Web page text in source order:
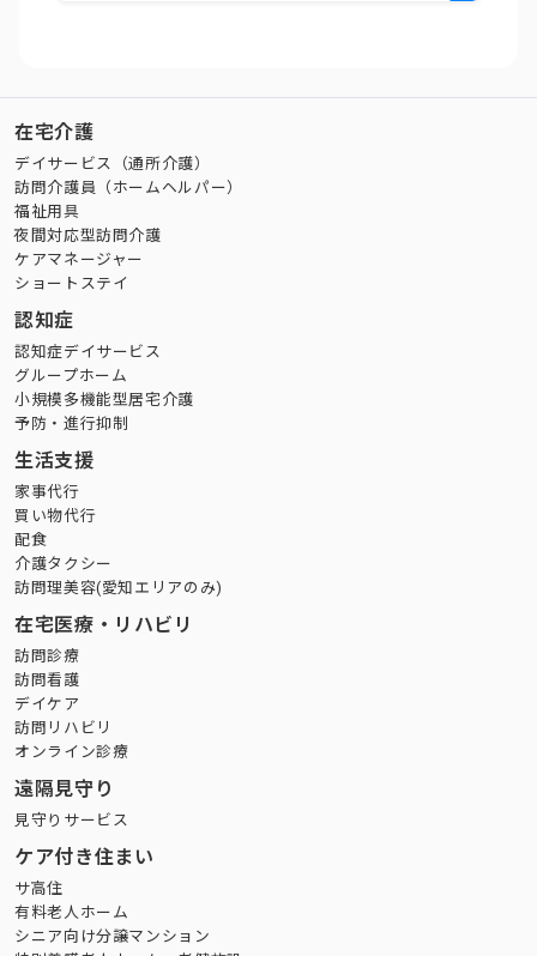
在宅介護
デイサービス（通所介護）
訪問介護員（ホームヘルパー）
福祉用具
夜間対応型訪問介護
ケアマネージャー
ショートステイ
認知症
認知症デイサービス
グループホーム
小規模多機能型居宅介護
予防・進行抑制
生活支援
家事代行
買い物代行
配食
介護タクシー
訪問理美容(愛知エリアのみ)
在宅医療・リハビリ
訪問診療
訪問看護
デイケア
訪問リハビリ
オンライン診療
遠隔見守り
見守りサービス
ケア付き住まい
サ高住
有料老人ホーム
シニア向け分譲マンション